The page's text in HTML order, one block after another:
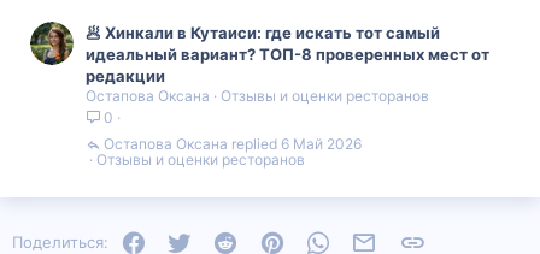
🥟 Хинкали в Кутаиси: где искать тот самый
идеальный вариант? ТОП-8 проверенных мест от
редакции
Остапова Оксана
Отзывы и оценки ресторанов
0
Отзывы и оценки ресторанов
6 Май 2026
Остапова Оксана
Поделиться: FacebookTwitter Reddit PinterestWhatsAppЭлектронная почта